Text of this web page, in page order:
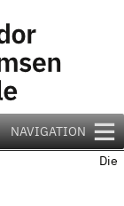
NAVIGATION